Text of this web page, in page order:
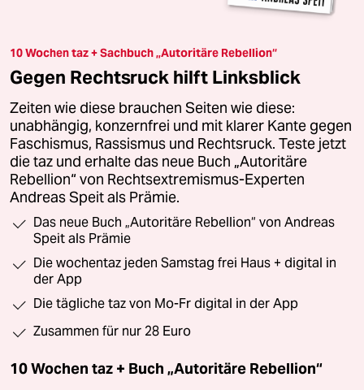
10 Wochen taz + Sachbuch „Autoritäre Rebellion“
Gegen Rechtsruck hilft Linksblick
Zeiten wie diese brauchen Seiten wie diese:
unabhängig, konzernfrei und mit klarer Kante gegen
Faschismus, Rassismus und Rechtsruck. Teste jetzt
die taz und erhalte das neue Buch „Autoritäre
Rebellion“ von Rechtsextremismus-Experten
Andreas Speit als Prämie.
Das neue Buch „Autoritäre Rebellion“ von Andreas
Speit als Prämie
Die wochentaz jeden Samstag frei Haus + digital in
der App
Die tägliche taz von Mo-Fr digital in der App
Zusammen für nur 28 Euro
10 Wochen taz + Buch „Autoritäre Rebellion“